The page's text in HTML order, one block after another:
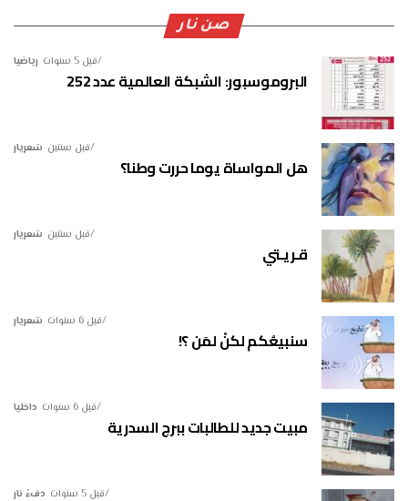
صن نار
رياضيا قبل 5 سنوات
البروموسبور: الشبكة العالمية عدد 252
شعريار قبل سنتين
هل المواساة يوما حررت وطنا؟
شعريار قبل سنتين
قـريـتي
شعريار قبل 6 سنوات
سنبيعُكم لكنْ لمَن ؟!
داخليا قبل 6 سنوات
مبيت جديد للطالبات ببرج السدرية
دفءُ نار قبل 5 سنوات